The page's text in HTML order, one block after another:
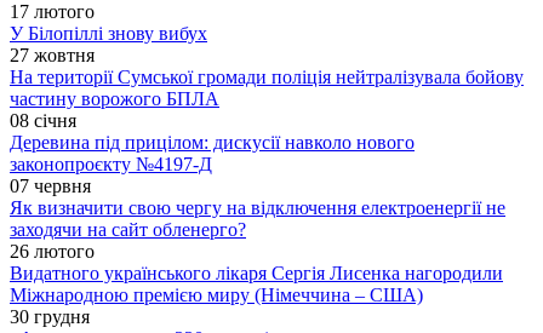
17 лютого
У Білопіллі знову вибух
27 жовтня
На території Сумської громади поліція нейтралізувала бойову
частину ворожого БПЛА
08 січня
Деревина під прицілом: дискусії навколо нового
законопроєкту №4197-Д
07 червня
Як визначити свою чергу на відключення електроенергії не
заходячи на сайт обленерго?
26 лютого
Видатного українського лікаря Сергія Лисенка нагородили
Міжнародною премією миру (Німеччина – США)
30 грудня